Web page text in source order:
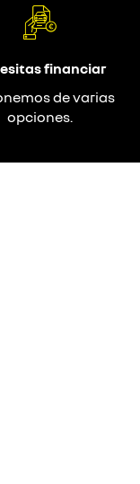
financiar
de varias
opciones.